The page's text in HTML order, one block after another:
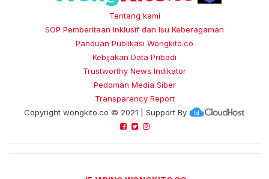
Tentang kami
SOP Pemberitaan Inklusif dan Isu Keberagaman
Panduan Publikasi Wongkito.co
Kebijakan Data Pribadi
Trustworthy News Indikator
Pedoman Media Siber
Transparency Report
Copyright wongkito.co © 2021 | Support By